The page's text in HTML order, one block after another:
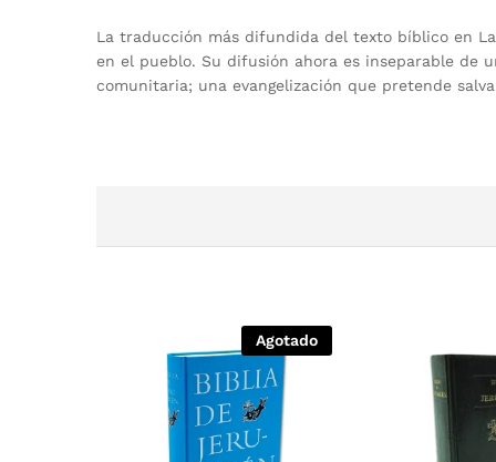
La traducción más difundida del texto bíblico en
en el pueblo. Su difusión ahora es inseparable de
comunitaria; una evangelización que pretende
Agotado